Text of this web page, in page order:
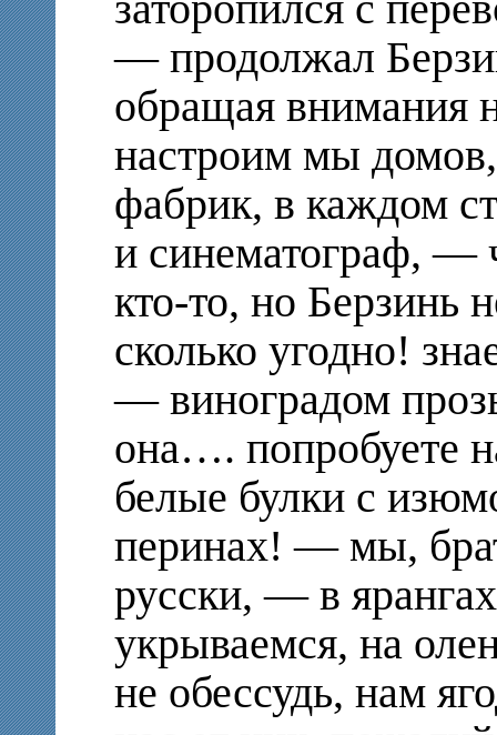
— продолжал
обращая внимания
настроим мы
фабрик, в каждом
и синематограф, —
кто-то, но Берзинь
сколько угодно!
— виноградом
она…. попробуете
белые булки с
перинах! — мы,
русски, — в
укрываемся, на
не обессудь, нам